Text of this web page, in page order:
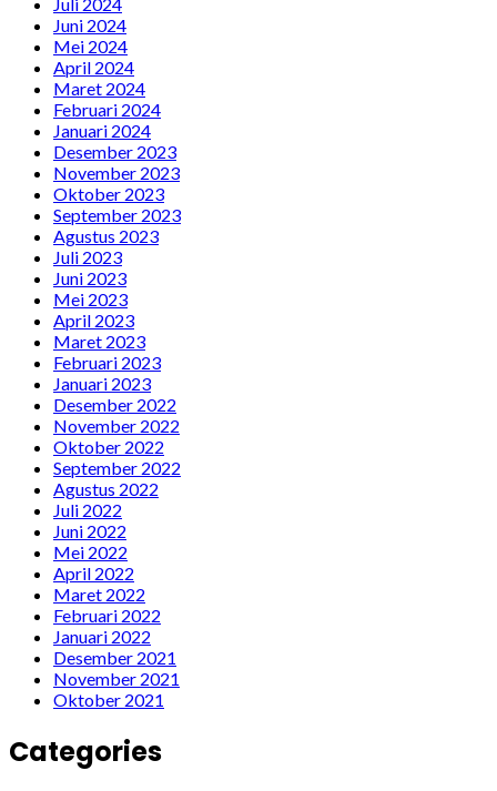
Juni 2024
Mei 2024
April 2024
Maret 2024
Februari 2024
Januari 2024
Desember 2023
November 2023
Oktober 2023
September 2023
Agustus 2023
Juli 2023
Juni 2023
Mei 2023
April 2023
Maret 2023
Februari 2023
Januari 2023
Desember 2022
November 2022
Oktober 2022
September 2022
Agustus 2022
Juli 2022
Juni 2022
Mei 2022
April 2022
Maret 2022
Februari 2022
Januari 2022
Desember 2021
November 2021
Oktober 2021
Categories